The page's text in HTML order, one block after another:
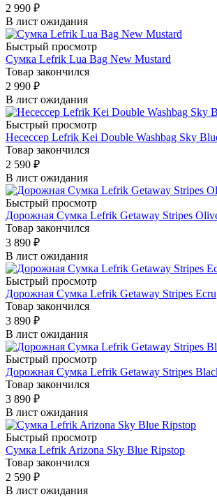
2 990 ₽
В лист ожидания
Быстрый просмотр
Сумка Lefrik Lua Bag New Mustard
Товар закончился
2 990 ₽
В лист ожидания
Быстрый просмотр
Несессер Lefrik Kei Double Washbag Sky
Товар закончился
2 590 ₽
В лист ожидания
Быстрый просмотр
Дорожная Сумка Lefrik Getaway Stripes
Товар закончился
3 890 ₽
В лист ожидания
Быстрый просмотр
Дорожная Сумка Lefrik Getaway Stripes Ecru
Товар закончился
3 890 ₽
В лист ожидания
Быстрый просмотр
Дорожная Сумка Lefrik Getaway Stripes
Товар закончился
3 890 ₽
В лист ожидания
Быстрый просмотр
Сумка Lefrik Arizona Sky Blue Ripstop
Товар закончился
2 590 ₽
В лист ожидания